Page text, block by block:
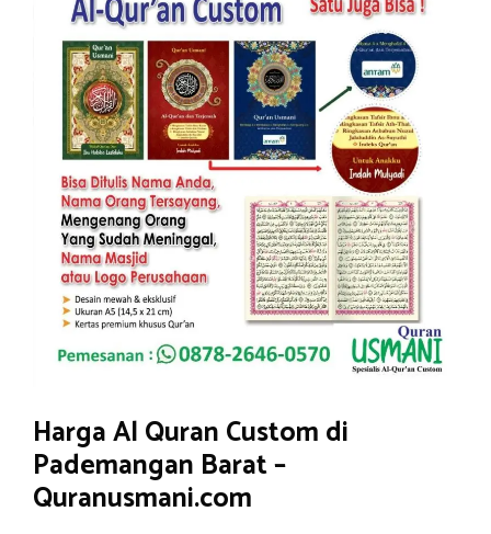
Harga Al Quran Custom di
Pademangan Barat –
Quranusmani.com